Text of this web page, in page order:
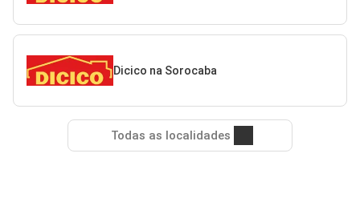
Dicico na Sorocaba
Todas as localidades